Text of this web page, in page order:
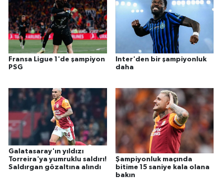
Fransa Ligue 1'de şampiyon
PSG
Inter'den bir şampiyonluk
daha
Galatasaray'ın yıldızı
Torreira'ya yumruklu saldırı!
Saldırgan gözaltına alındı
Şampiyonluk maçında
bitime 15 saniye kala olana
bakın